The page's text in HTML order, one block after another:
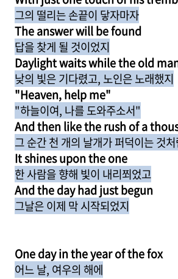
그의 떨리는 손끝이 닿자마자
The answer will be found
답을 찾게 될 것이었지
Daylight waits while the old
낮의 빛은 기다렸고, 노인은 노래했지
"Heaven, help me"
"하늘이여, 나를 도와주소서"
And then like the rush of a
그 순간 천 개의 날개가 퍼덕이는 것
It shines upon the one
한 사람을 향해 빛이 내리쬐었고
And the day had just begun
그날은 이제 막 시작되었지
One day in the year of the fox
어느 날, 여우의 해에